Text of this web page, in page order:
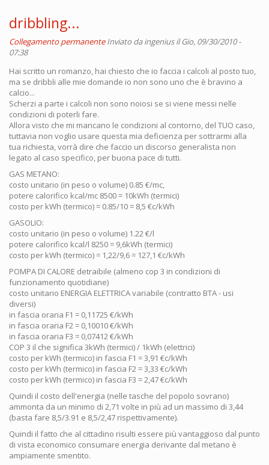
dribbling...
Collegamento permanente Inviato daingeniusil Gio, 09/30/2010 -
07:38
Hai scritto un romanzo, hai chiesto che io faccia i calcoli al posto tuo,
ma se dribbli alle mie domande io non sono uno che è bravino a
calcio...
Scherzi a parte i calcoli non sono noiosi se si viene messi nelle
condizioni di poterli fare.
Allora visto che mi mancano le condizioni al contorno, del TUO caso,
tuttavia non voglio usare questa mia deficienza per sottrarmi alla
tua richiesta, vorrà dire che faccio un discorso generalista non
legato al caso specifico, per buona pace di tutti.
GAS METANO:
costo unitario (in peso o volume) 0.85 €/mc,
potere calorifico kcal/mc 8500 = 10kWh (termici)
costo per kWh (termico) = 0.85/10 = 8,5 €c/kWh
GASOLIO:
costo unitario (in peso o volume) 1.22 €/l
potere calorifico kcal/l 8250 = 9,6kWh (termici)
costo per kWh (termico) = 1,22/9,6 = 127,1 €c/kWh
POMPA DI CALORE detraibile (almeno cop 3 in condizioni di
funzionamento quotidiane)
costo unitario ENERGIA ELETTRICA variabile (contratto BTA - usi
diversi)
in fascia oraria F1 = 0,11725 €/kWh
in fascia oraria F2 = 0,10010 €/kWh
in fascia oraria F3 = 0,07412 €/kWh
COP 3 il che significa 3kWh (termici) / 1kWh (elettrici)
costo per kWh (termico) in fascia F1 = 3,91 €c/kWh
costo per kWh (termico) in fascia F2 = 3,33 €c/kWh
costo per kWh (termico) in fascia F3 = 2,47 €c/kWh
Quindi il costo dell'energia (nelle tasche del popolo sovrano)
ammonta da un minimo di 2,71 volte in più ad un massimo di 3,44
(basta fare 8,5/3.91 e 8,5/2,47 rispettivamente).
Quindi il fatto che al cittadino risulti essere più vantaggioso dal punto
di vista economico consumare energia derivante dal metano è
ampiamente smentito.